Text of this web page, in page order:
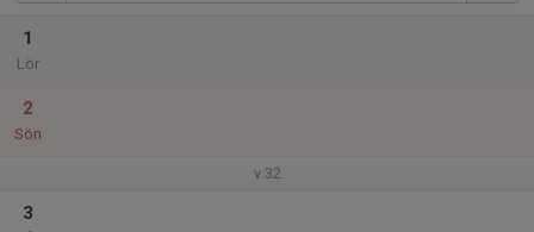
1
Lör
2
Sön
v.32
3